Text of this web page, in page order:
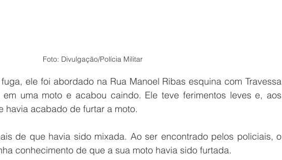
Foto: Divulgação/Polícia Militar
ele foi abordado na Rua Manoel Ribas esquina com Travessa
uma moto e acabou caindo. Ele teve ferimentos leves e, aos
havia acabado de furtar a moto.
de que havia sido mixada. Ao ser encontrado pelos policiais, o
conhecimento de que a sua moto havia sido furtada.